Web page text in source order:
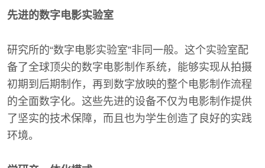
先进的数字电影实验室
研究所的“数字电影实验室”非同一般。这个实验室配
备了全球顶尖的数字电影制作系统，能够实现从拍摄
初期到后期制作，再到数字放映的整个电影制作流程
的全面数字化。这些先进的设备不仅为电影制作提供
了坚实的技术保障，而且也为学生创造了良好的实践
环境。